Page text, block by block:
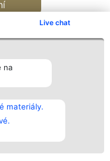
Live chat
na
materiály.
Kontakt